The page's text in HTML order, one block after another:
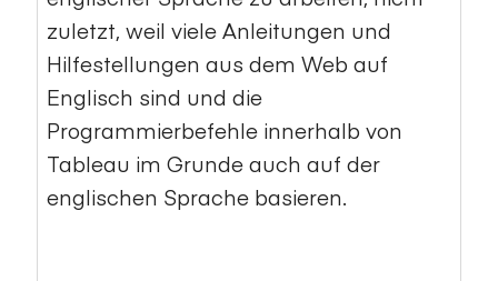
zuletzt, weil viele Anleitungen und
Hilfestellungen aus dem Web auf
Englisch sind und die
Programmierbefehle innerhalb von
Tableau im Grunde auch auf der
englischen Sprache basieren.